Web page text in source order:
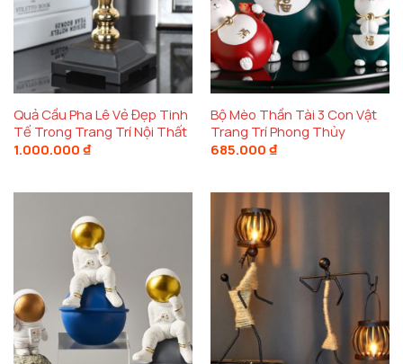
Quả Cầu Pha Lê Vẻ Đẹp Tinh
Tế Trong Trang Trí Nội Thất
1.000.000 ₫
Bộ Mèo Thần Tài 3 Con Vật
Trang Trí Phong Thủy
685.000 ₫